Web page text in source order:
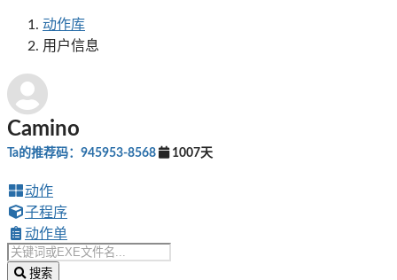
动作库
用户信息
Camino
Ta的推荐码：945953-8568 1007天
动作
子程序
动作单
搜索